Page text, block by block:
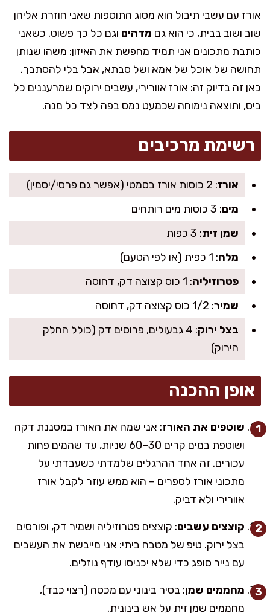
אורז עם עשבי תיבול הוא מסוג התוספות שאני חוזרת אליהן
שוב ושוב בבית, כי הוא גם מדהים וגם כל כך פשוט. כשאני
כותבת מתכונים אני תמיד מחפשת את האיזון: משהו שנותן
תחושה של אוכל של אמא ושל סבתא, אבל בלי להסתבך.
כאן זה בדיוק זה: אורז אוורירי, עשבים ירוקים שמרעננים כל
ביס, ותוצאה נימוחה שכמעט נמס בפה לצד כל מנה.
רשימת מרכיבים
אורז: 2 כוסות אורז בסמטי (אפשר גם פרסי/יסמין)
מים: 3 כוסות מים רותחים
שמן זית: 3 כפות
מלח: 1 כפית (או לפי הטעם)
פטרוזיליה: 1 כוס קצוצה דק, דחוסה
שמיר: 1/2 כוס קצוצה דק, דחוסה
בצל ירוק
: 4 גבעולים, פרוסים דק (כולל החלק
הירוק)
אופן ההכנה
שוטפים את האורז: אני שמה את האורז במסננת דקה
ושוטפת במים קרים 30–60 שניות, עד שהמים פחות
עכורים. זה אחד ההרגלים שלמדתי כשעבדתי על
מתכוני אורז לספרים – הוא ממש עוזר לקבל אורז
אוורירי ולא דביק.
קוצצים עשבים: קוצצים פטרוזיליה ושמיר דק, ופורסים
בצל ירוק. טיפ של מטבח ביתי: אני מייבשת את העשבים
עם נייר סופג כדי שלא יכניסו עודף נוזלים.
מחממים שמן: בסיר בינוני עם מכסה (רצוי כבד),
מחממים שמן זית על אש בינונית.